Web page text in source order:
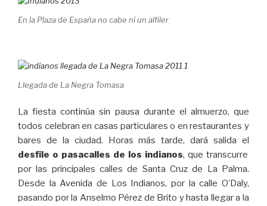
En la Plaza de España no cabe ni un alfiler
Llegada de La Negra Tomasa
La fiesta continúa sin pausa durante el almuerzo, que
todos celebran en casas particulares o en restaurantes y
bares de la ciudad. Horas más tarde, dará salida el
desfile o pasacalles de los indianos, que transcurre
por las principales calles de Santa Cruz de La Palma.
Desde la Avenida de Los Indianos, por la calle O’Daly,
pasando por la Anselmo Pérez de Brito y hasta llegar a la